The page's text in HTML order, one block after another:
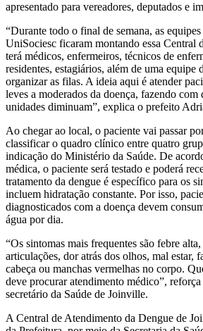
apresentado para vereadores, deputados e
“Durante todo o final de semana, as equipes
UniSociesc ficaram montando essa Central
terá médicos, enfermeiros, técnicos de
residentes, estagiários, além de uma equipe
organizar as filas. A ideia aqui é atender
leves a moderados da doença, fazendo com
unidades diminuam”, explica o prefeito
Ao chegar ao local, o paciente vai passar
classificar o quadro clínico entre quatro
indicação do Ministério da Saúde. De
médica, o paciente será testado e poderá
tratamento da dengue é específico para os
incluem hidratação constante. Por isso,
diagnosticados com a doença devem
água por dia.
“Os sintomas mais frequentes são febre
articulações, dor atrás dos olhos, mal estar,
cabeça ou manchas vermelhas no corpo.
deve procurar atendimento médico”,
secretário da Saúde de Joinville.
A Central de Atendimento da Dengue de